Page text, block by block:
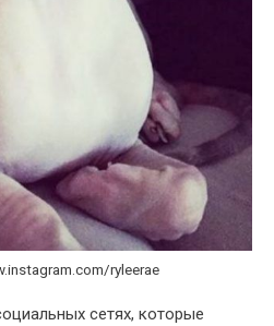
ryleerae
сетях, которые